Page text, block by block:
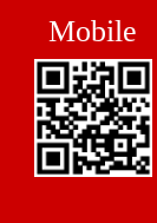
Mobile